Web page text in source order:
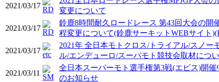
2021/03/17
変更について
2021/03/17
鈴鹿8時間耐久ロードレース 第43回大会の開
程変更について(鈴鹿サーキットWEBサイト
2021/03/17
2021年 全日本モトクロス/トライアル/スノー
ル/エンデューロ/スーパモト競技会取材につ
2021/03/11
全日本スーパーモト選手権第3戦(エビス)開催
のお知らせ